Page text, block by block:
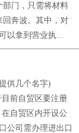
部门，只需将材料
回奔波。其中，对
以拿到营业执...
提供几个名字)
前自贸区要注册
自贸区内开设公
司需办理进出口